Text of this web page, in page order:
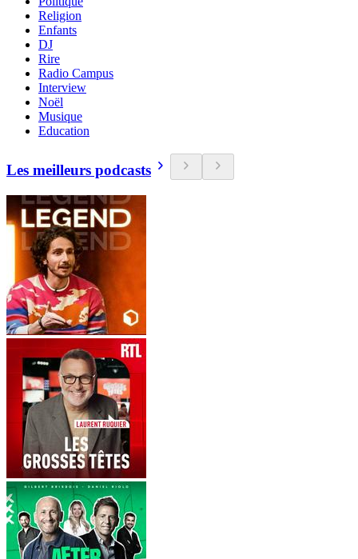
Religion
Enfants
DJ
Rire
Radio Campus
Interview
Noël
Musique
Education
Les meilleurs podcasts